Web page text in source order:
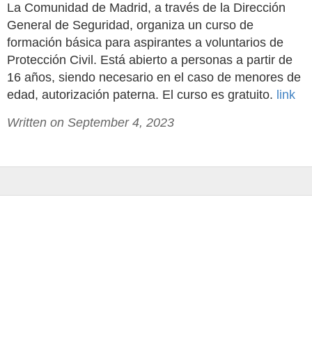
La Comunidad de Madrid, a través de la Dirección
General de Seguridad, organiza un curso de
formación básica para aspirantes a voluntarios de
Protección Civil. Está abierto a personas a partir de
16 años, siendo necesario en el caso de menores de
edad, autorización paterna. El curso es gratuito. link
Written on September 4, 2023